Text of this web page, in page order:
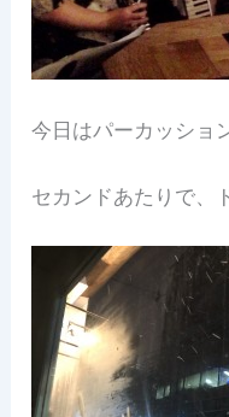
今日はパーカッショ
セカンドあたりで、